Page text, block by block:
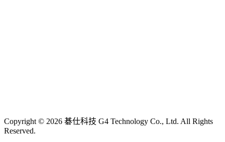
Copyright © 2026 碁仕科技 G4 Technology Co., Ltd. All Rights
Reserved.